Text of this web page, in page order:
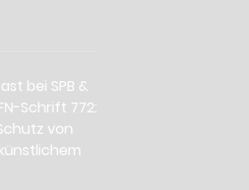
bei SPB &
Schrift 772:
von